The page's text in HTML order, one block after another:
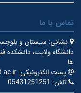
تماس با ما
نشانی:
دانشگاه ولایت، دانشکده
ها
پست الکترونیکی:
تلفن: 05431251251